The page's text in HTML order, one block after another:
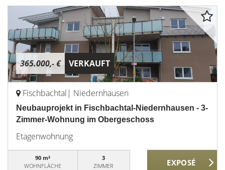
365.000,- € VERKAUFT
Fischbachtal| Niedernhausen
Neubauprojekt in Fischbachtal-Niedernhausen - 3-
Zimmer-Wohnung im Obergeschoss
Etagenwohnung
90 m²
WOHNFLÄCHE
3
ZIMMER